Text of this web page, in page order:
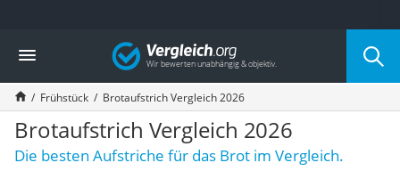
Die beliebtesten Vergleiche nach Kategorie
Lebensmittel
Schwarzkümmelöl
Knäckebrot
Schwarzkümmelöl-Kapseln
Manukahonig
Eiklar
Vergleich
Frühstück Brotaufstrich Vergleich 2026
Brotaufstrich Vergleich 2026
Die besten Aufstriche für das Brot im Vergleich.